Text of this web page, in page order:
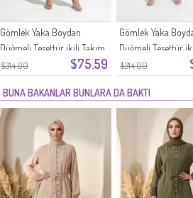
$314.00 $75.59
Gömlek Yaka Boydan
Düğmeli Tesettür ikili Takım
2303-05 Siyah
$314.00
Gömlek Yaka
Düğmeli Tesettür
2303-04 Mürdüm
BUNA BAKANLAR BUNLARA DA BAKTI